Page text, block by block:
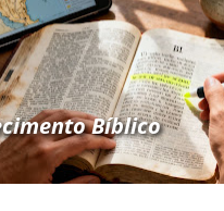
Bíblico